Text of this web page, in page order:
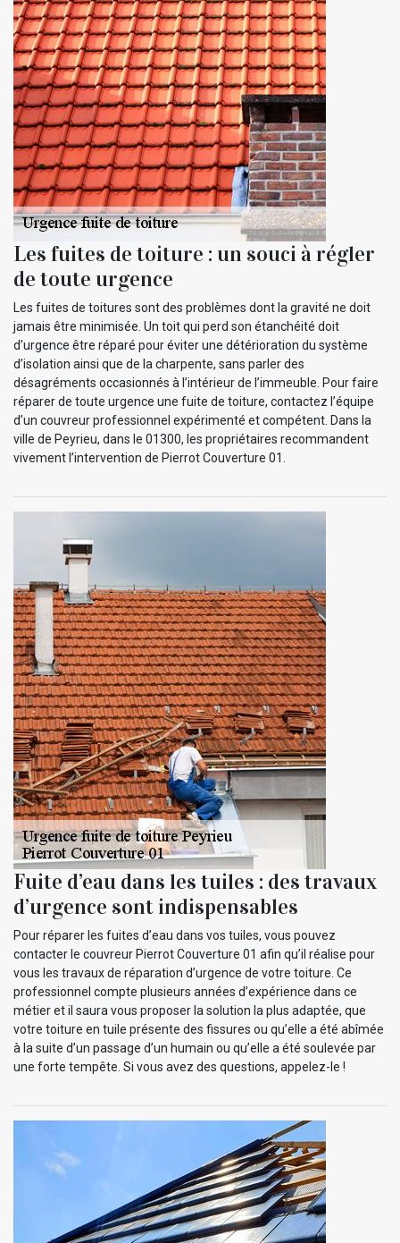
Les fuites de toiture : un souci à régler
de toute urgence
Les fuites de toitures sont des problèmes dont la gravité ne doit
jamais être minimisée. Un toit qui perd son étanchéité doit
d’urgence être réparé pour éviter une détérioration du système
d’isolation ainsi que de la charpente, sans parler des
désagréments occasionnés à l’intérieur de l’immeuble. Pour faire
réparer de toute urgence une fuite de toiture, contactez l’équipe
d’un couvreur professionnel expérimenté et compétent. Dans la
ville de Peyrieu, dans le 01300, les propriétaires recommandent
vivement l’intervention de Pierrot Couverture 01.
Fuite d’eau dans les tuiles : des travaux
d’urgence sont indispensables
Pour réparer les fuites d’eau dans vos tuiles, vous pouvez
contacter le couvreur Pierrot Couverture 01 afin qu’il réalise pour
vous les travaux de réparation d’urgence de votre toiture. Ce
professionnel compte plusieurs années d’expérience dans ce
métier et il saura vous proposer la solution la plus adaptée, que
votre toiture en tuile présente des fissures ou qu’elle a été abîmée
à la suite d’un passage d’un humain ou qu’elle a été soulevée par
une forte tempête. Si vous avez des questions, appelez-le !